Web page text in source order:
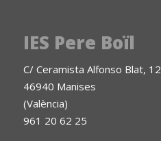
IES Pere Boïl
C/ Ceramista Alfonso Blat, 12
46940 Manises
(València)
961 20 62 25